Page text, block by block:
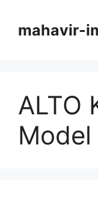
contentmahavir-
ALTO
Model